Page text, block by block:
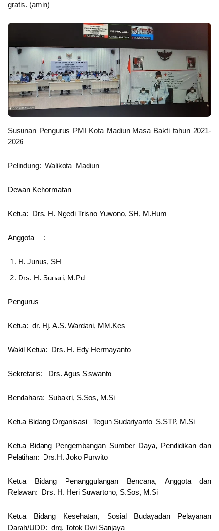
gratis. (amin)
Susunan Pengurus PMI Kota Madiun Masa Bakti tahun 2021-
2026
Pelindung: Walikota Madiun
Dewan Kehormatan
Ketua: Drs. H. Ngedi Trisno Yuwono, SH, M.Hum
Anggota :
H. Junus, SH
Drs. H. Sunari, M.Pd
Pengurus
Ketua: dr. Hj. A.S. Wardani, MM.Kes
Wakil Ketua: Drs. H. Edy Hermayanto
Sekretaris: Drs. Agus Siswanto
Bendahara: Subakri, S.Sos, M.Si
Ketua Bidang Organisasi: Teguh Sudariyanto, S.STP, M.Si
Ketua Bidang Pengembangan Sumber Daya, Pendidikan dan
Pelatihan: Drs.H. Joko Purwito
Ketua Bidang Penanggulangan Bencana, Anggota dan
Relawan: Drs. H. Heri Suwartono, S.Sos, M.Si
Ketua Bidang Kesehatan, Sosial Budayadan Pelayanan
Darah/UDD: drg. Totok Dwi Sanjaya